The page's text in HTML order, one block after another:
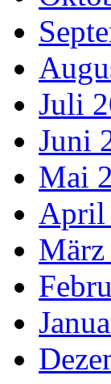
Juli
Juni
Mai
April